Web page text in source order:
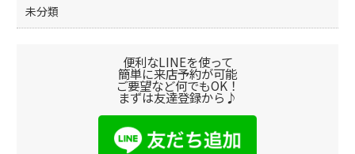
未分類
便利なLINEを使って
簡単に来店予約が可能
ご要望など何でもOK！
まずは友達登録から♪